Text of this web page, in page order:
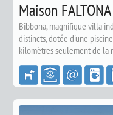
Maison
Bibbona, magnifique villa
distincts, dotée d'une
kilomètres seulement de la